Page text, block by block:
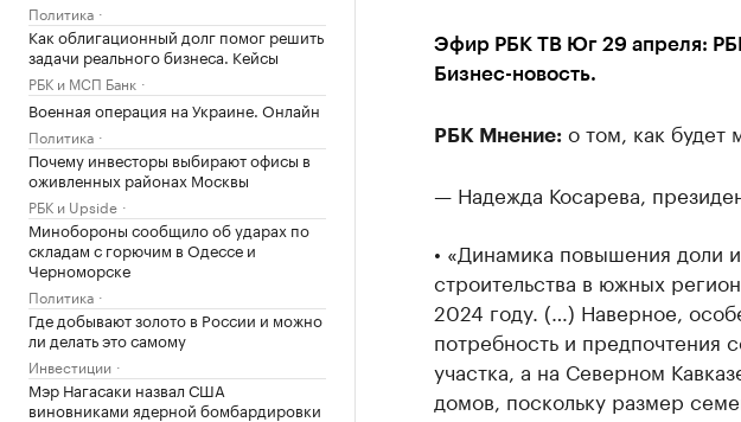
Политика
Как облигационный долг помог решить
задачи реального бизнеса. Кейсы
РБК и МСП Банк
Военная операция на Украине. Онлайн
Политика
Почему инвесторы выбирают офисы в
оживленных районах Москвы
РБК и Upside
Минобороны сообщило об ударах по
складам с горючим в Одессе и
Черноморске
Политика
Где добывают золото в России и можно
ли делать это самому
Инвестиции
Мэр Нагасаки назвал США
виновниками ядерной бомбардировки
Эфир РБК ТВ Юг 29 апреля:
Бизнес-новость.
РБК Мнение:о том, как будет
— Надежда Косарева,
• «Динамика повышения доли
строительства в южных
2024 году. (…) Наверное,
потребность и предпочтения
участка, а на Северном
домов, поскольку размер